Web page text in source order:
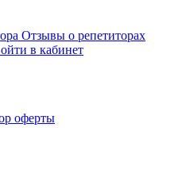
Отзывы о репетиторах
в кабинет
оферты